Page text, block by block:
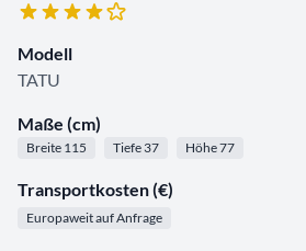
Modell
TATU
Maße (cm)
Breite 115 Tiefe 37 Höhe 77
Transportkosten (€)
Europaweit auf Anfrage